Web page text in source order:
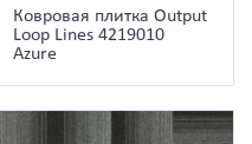
Ковровая плитка Output
Loop Lines 4219010
Azure